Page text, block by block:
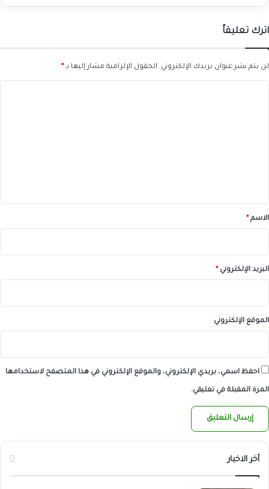
اترك تعليقاً
لن يتم نشر عنوان بريدك الإلكتروني. الحقول الإلزامية مشار إليها بـ*
*الاسم*
البريد الإلكتروني*
الموقع الإلكتروني
احفظ اسمي، بريدي الإلكتروني، والموقع الإلكتروني في هذا المتصفح لاستخدامها
المرة المقبلة في تعليقي.
أخر الاخبار